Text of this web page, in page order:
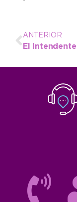
ANTERIOR